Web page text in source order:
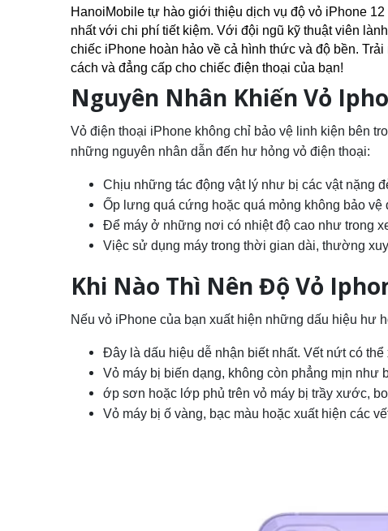
HanoiMobile tự hào giới thiệu dịch vụ độ vỏ iPhone
nhất với chi phí tiết kiệm. Với đội ngũ kỹ thuật viên
chiếc iPhone hoàn hảo về cả hình thức và độ bền.
cách và đẳng cấp cho chiếc điện thoại của bạn!
Nguyên Nhân Khiến Vỏ
Vỏ điện thoại iPhone không chỉ bảo vệ linh kiện bên
những nguyên nhân dẫn đến hư hỏng vỏ điện thoại:
Chịu những tác động vật lý như bị các vật nặng
Ốp lưng quá cứng hoặc quá mỏng không bảo
Để máy ở những nơi có nhiệt độ cao như trong
Việc sử dụng máy trong thời gian dài, thường
Khi Nào Thì Nên Độ Vỏ
Nếu vỏ iPhone của bạn xuất hiện những dấu hiệu hư
Đây là dấu hiệu dễ nhận biết nhất. Vết nứt có
Vỏ máy bị biến dạng, không còn phẳng mịn như
ớp sơn hoặc lớp phủ trên vỏ máy bị trầy xước,
Vỏ máy bị ố vàng, bạc màu hoặc xuất hiện các